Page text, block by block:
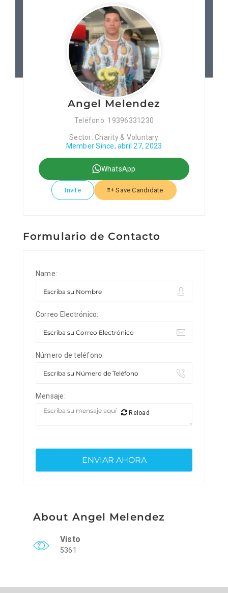
Patronos
Junta Local Desarrollo
Adiestramientos
Eventos
Sobre Nosotros
Contacto
Angel Melendez
Teléfono: 19396331230
Sector: Charity & Voluntary
Member Since, abril 27, 2023
WhatsApp
Invite Save Candidate
Formulario de Contacto
Name:
Correo Electrónico:
Número de teléfono:
Mensaje:
Reload
About Angel Melendez
Visto
5361